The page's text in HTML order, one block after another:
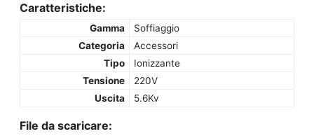
Caratteristiche:
Gamma
Soffiaggio
Categoria
Accessori
Tipo
Ionizzante
Tensione
220V
Uscita
5.6Kv
File da scaricare: